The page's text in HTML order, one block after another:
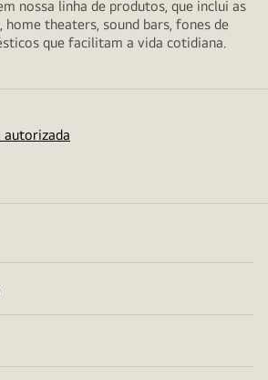
nossa linha de produtos, que inclui as
home theaters, sound bars, fones de
que facilitam a vida cotidiana.
autorizada